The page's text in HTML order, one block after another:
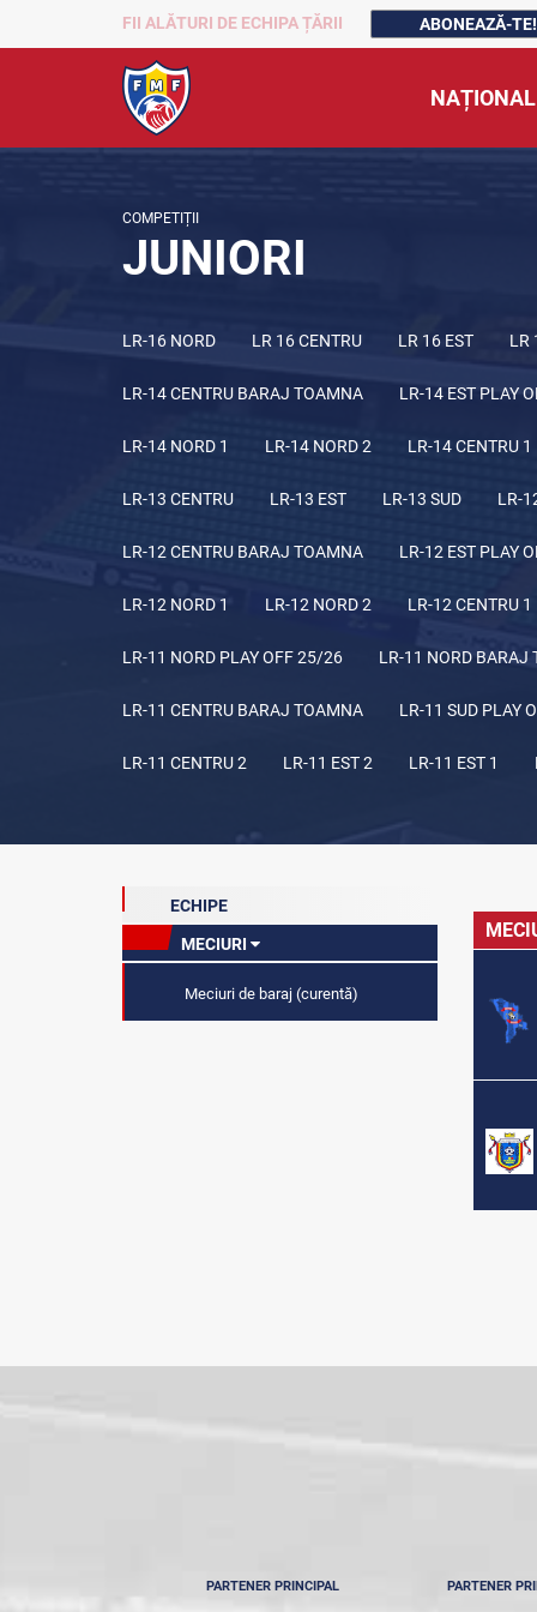
FII ALĂTURI DE ECHIPA ȚĂRII ABONEAZĂ-TE!
COMPETIȚII
JUNIORI
LR-16 NORD LR 16 CENTRU LR 16 EST LR
LR-14 CENTRU BARAJ TOAMNA LR-14 EST PLAY
LR-14 NORD 1 LR-14 NORD 2 LR-14 CENTRU 1
LR-13 CENTRU LR-13 EST LR-13 SUD LR-
LR-12 CENTRU BARAJ TOAMNA LR-12 EST PLAY
LR-12 NORD 1 LR-12 NORD 2 LR-12 CENTRU 1
LR-11 NORD PLAY OFF 25/26 LR-11 NORD BARAJ
LR-11 CENTRU BARAJ TOAMNA LR-11 SUD PLAY
LR-11 CENTRU 2 LR-11 EST 2 LR-11 EST 1
ECHIPE
MECIURI
Meciuri de baraj (curentă)
PARTENER PRINCIPAL PARTENER